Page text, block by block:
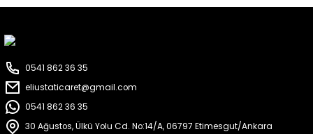
0541 862 36 35
eliustaticaret@gmail.com
0541 862 36 35
30 Ağustos, Ülkü Yolu Cd. No:14/A, 06797 Etimesgut/Ankara